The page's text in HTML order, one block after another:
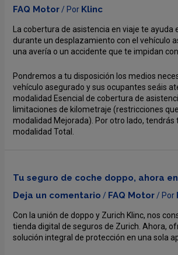
FAQ Motor/ Por Klinc
La cobertura de asistencia en viaje te ayuda
durante un desplazamiento con el vehículo
una avería o un accidente que te impidan
Pondremos a tu disposición los medios
vehículo asegurado y sus ocupantes seáis
modalidad Esencial de cobertura de
limitaciones de kilometraje (restricciones
modalidad Mejorada). Por otro lado, tendrás
modalidad Total.
Tu seguro de coche doppo, ahora
Deja un comentario / FAQ Motor/ Por
Con la unión de doppo y Zurich Klinc, nos
tienda digital de seguros de Zurich. Ahora,
solución integral de protección en una sola